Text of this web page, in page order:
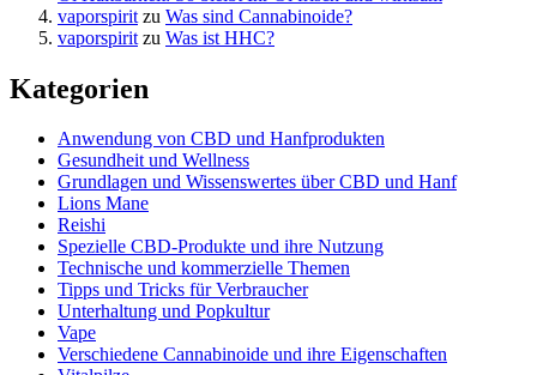
vaporspirit zu Was sind Cannabinoide?
vaporspirit zu Was ist HHC?
Kategorien
Anwendung von CBD und Hanfprodukten
Gesundheit und Wellness
Grundlagen und Wissenswertes über CBD und Hanf
Lions Mane
Reishi
Spezielle CBD-Produkte und ihre Nutzung
Technische und kommerzielle Themen
Tipps und Tricks für Verbraucher
Unterhaltung und Popkultur
Vape
Verschiedene Cannabinoide und ihre Eigenschaften